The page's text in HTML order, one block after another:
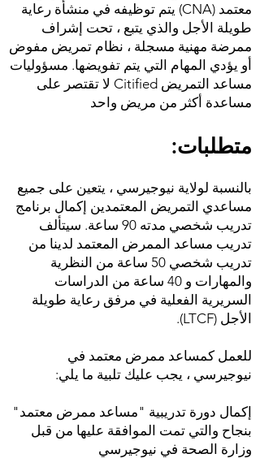
معتمد (CNA) يتم توظيفه في منشأة رعاية
طويلة الأجل والذي يتبع ، تحت إشراف
ممرضة مهنية مسجلة ، نظام تمريض مفوض
أو يؤدي المهام التي يتم تفويضها. مسؤوليات
مساعد التمريض Citified لا تقتصر على
مساعدة أكثر من مريض واحد
متطلبات:
بالنسبة لولاية نيوجيرسي ، يتعين على جميع
مساعدي التمريض المعتمدين إكمال برنامج
تدريب شخصي مدته 90 ساعة. سيتألف
تدريب مساعد الممرض المعتمد لدينا من
تدريب شخصي 50 ساعة من النظرية
والمهارات و 40 ساعة من الدراسات
السريرية الفعلية في مرفق رعاية طويلة
الأجل (LTCF).
للعمل كمساعد ممرض معتمد في
نيوجيرسي ، يجب عليك تلبية ما يلي:
إكمال دورة تدريبية "مساعد ممرض معتمد"
بنجاح والتي تمت الموافقة عليها من قبل
وزارة الصحة في نيوجيرسي